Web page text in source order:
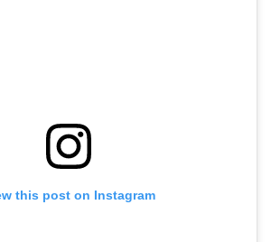
this post on Instagram